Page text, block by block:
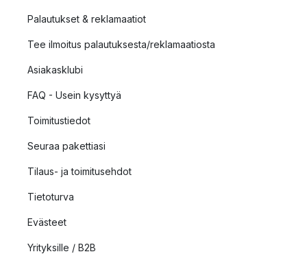
Palautukset & reklamaatiot
Tee ilmoitus palautuksesta/reklamaatiosta
Asiakasklubi
FAQ - Usein kysyttyä
Toimitustiedot
Seuraa pakettiasi
Tilaus- ja toimitusehdot
Tietoturva
Evästeet
Yrityksille / B2B